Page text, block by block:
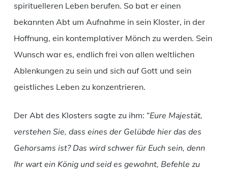
spirituelleren Leben berufen. So bat er einen
bekannten Abt um Aufnahme in sein Kloster, in der
Hoffnung, ein kontemplativer Mönch zu werden. Sein
Wunsch war es, endlich frei von allen weltlichen
Ablenkungen zu sein und sich auf Gott und sein
geistliches Leben zu konzentrieren.
Der Abt des Klosters sagte zu ihm: “Eure Majestät,
verstehen Sie, dass eines der Gelübde hier das des
Gehorsams ist? Das wird schwer für Euch sein, denn
Ihr wart ein König und seid es gewohnt, Befehle zu